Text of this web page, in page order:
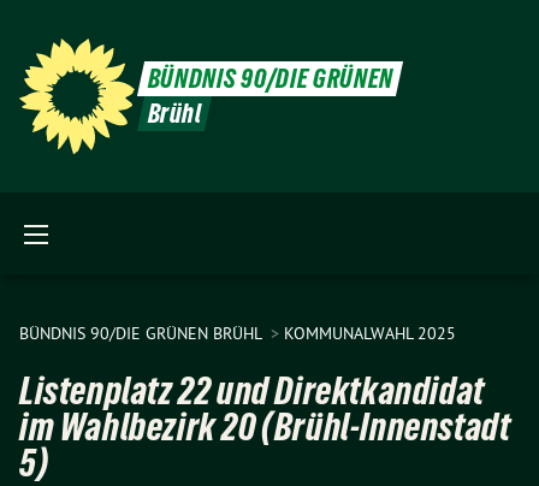
BÜNDNIS 90/DIE GRÜNEN
Brühl
BÜNDNIS 90/DIE GRÜNEN BRÜHL KOMMUNALWAHL 2025
Listenplatz 22 und Direktkandidat
im Wahlbezirk 20 (Brühl-Innenstadt
5)